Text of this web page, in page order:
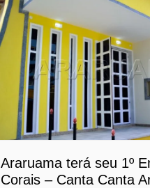
Araruama terá seu 1º
Corais – Canta Canta